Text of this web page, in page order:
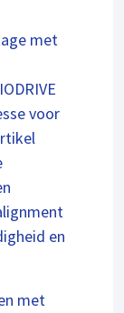
met
voor
en
met